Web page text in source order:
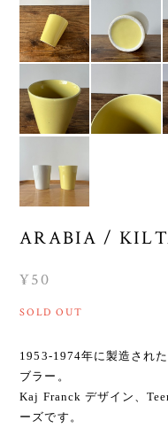
ARABIA /
¥50
SOLD OUT
1953-1974年に製造され
ブラー。
Kaj Franck デザイン、
ーズです。